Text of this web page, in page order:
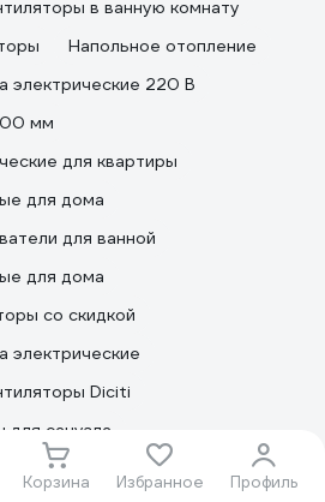
Корзина Избранное Профиль
в ванную комнату
Напольное отопление
электрические 220 В
мм
для квартиры
для дома
для ванной
для дома
со скидкой
электрические
Diciti
санузла
для вытяжки на кухне